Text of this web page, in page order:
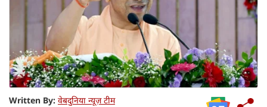
Written By: वेबदुनिया न्यूज़ टीम